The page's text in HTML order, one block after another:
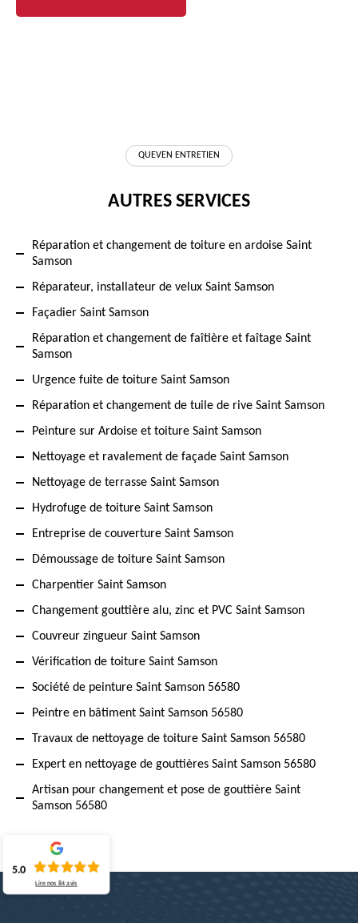
QUEVEN ENTRETIEN
AUTRES SERVICES
Réparation et changement de toiture en ardoise Saint
Samson
Réparateur, installateur de velux Saint Samson
Façadier Saint Samson
Réparation et changement de faîtière et faîtage Saint
Samson
Urgence fuite de toiture Saint Samson
Réparation et changement de tuile de rive Saint Samson
Peinture sur Ardoise et toiture Saint Samson
Nettoyage et ravalement de façade Saint Samson
Nettoyage de terrasse Saint Samson
Hydrofuge de toiture Saint Samson
Entreprise de couverture Saint Samson
Démoussage de toiture Saint Samson
Charpentier Saint Samson
Changement gouttière alu, zinc et PVC Saint Samson
Couvreur zingueur Saint Samson
Vérification de toiture Saint Samson
Société de peinture Saint Samson 56580
Peintre en bâtiment Saint Samson 56580
Travaux de nettoyage de toiture Saint Samson 56580
Expert en nettoyage de gouttières Saint Samson 56580
Artisan pour changement et pose de gouttière Saint
Samson 56580
5.0
Lire nos84 avis